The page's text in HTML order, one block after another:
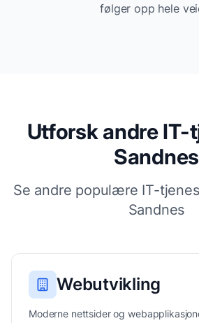
følger opp hele
Utforsk andre IT-
Sandnes
Se andre populære IT-
Sandnes
Webutvikling
Moderne nettsider og